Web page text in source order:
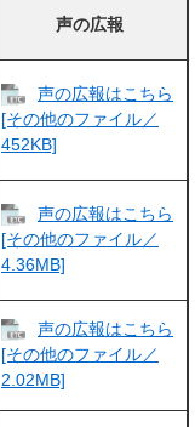
声の広報
声の広報はこちら
[その他のファイル／
452KB]
声の広報はこちら
[その他のファイル／
4.36MB]
声の広報はこちら
[その他のファイル／
2.02MB]